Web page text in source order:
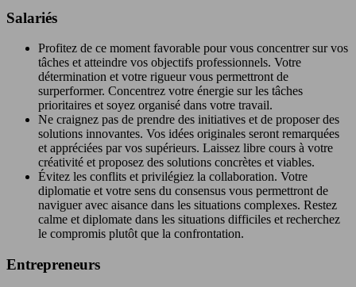
Salariés
Profitez de ce moment favorable pour vous concentrer sur vos
tâches et atteindre vos objectifs professionnels. Votre
détermination et votre rigueur vous permettront de
surperformer. Concentrez votre énergie sur les tâches
prioritaires et soyez organisé dans votre travail.
Ne craignez pas de prendre des initiatives et de proposer des
solutions innovantes. Vos idées originales seront remarquées
et appréciées par vos supérieurs. Laissez libre cours à votre
créativité et proposez des solutions concrètes et viables.
Évitez les conflits et privilégiez la collaboration. Votre
diplomatie et votre sens du consensus vous permettront de
naviguer avec aisance dans les situations complexes. Restez
calme et diplomate dans les situations difficiles et recherchez
le compromis plutôt que la confrontation.
Entrepreneurs